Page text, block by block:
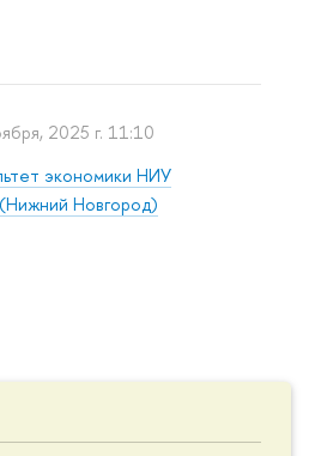
2025 г. 11:10
экономики НИУ
Новгород)